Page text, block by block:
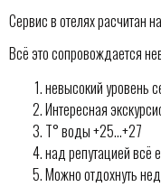
Сервис в отелях расчитан
Всё это сопровождается
невысокий уровень
Интересная
T° воды +25…+27
над репутацией всё
Можно отдохнуть